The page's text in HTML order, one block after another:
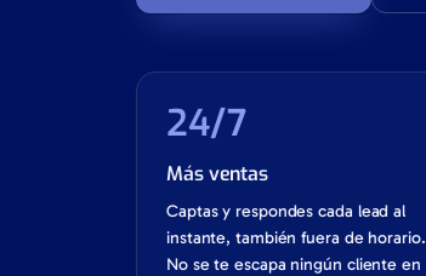
24/7
Más ventas
Captas y respondes cada lead al
instante, también fuera de horario.
No se te escapa ningún cliente en